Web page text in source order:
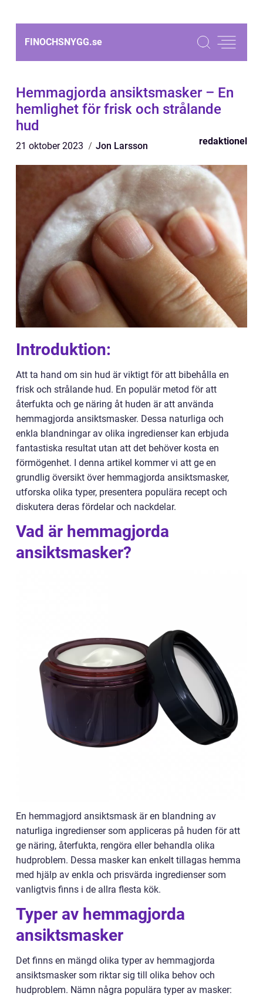
FINOCHSNYGG.se
Hemmagjorda ansiktsmasker – En
hemlighet för frisk och strålande
hud
21 oktober 2023 Jon Larsson redaktionel
Introduktion:
Att ta hand om sin hud är viktigt för att bibehålla en
frisk och strålande hud. En populär metod för att
återfukta och ge näring åt huden är att använda
hemmagjorda ansiktsmasker. Dessa naturliga och
enkla blandningar av olika ingredienser kan erbjuda
fantastiska resultat utan att det behöver kosta en
förmögenhet. I denna artikel kommer vi att ge en
grundlig översikt över hemmagjorda ansiktsmasker,
utforska olika typer, presentera populära recept och
diskutera deras fördelar och nackdelar.
Vad är hemmagjorda
ansiktsmasker?
En hemmagjord ansiktsmask är en blandning av
naturliga ingredienser som appliceras på huden för att
ge näring, återfukta, rengöra eller behandla olika
hudproblem. Dessa masker kan enkelt tillagas hemma
med hjälp av enkla och prisvärda ingredienser som
vanligtvis finns i de allra flesta kök.
Typer av hemmagjorda
ansiktsmasker
Det finns en mängd olika typer av hemmagjorda
ansiktsmasker som riktar sig till olika behov och
hudproblem. Nämn några populära typer av masker: